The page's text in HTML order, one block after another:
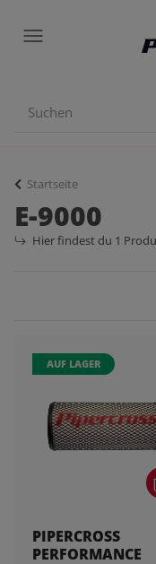
Startseite
E-9000
Hier findest du 1
AUF LAGER
PIPERCROSS
PERFORMANCE